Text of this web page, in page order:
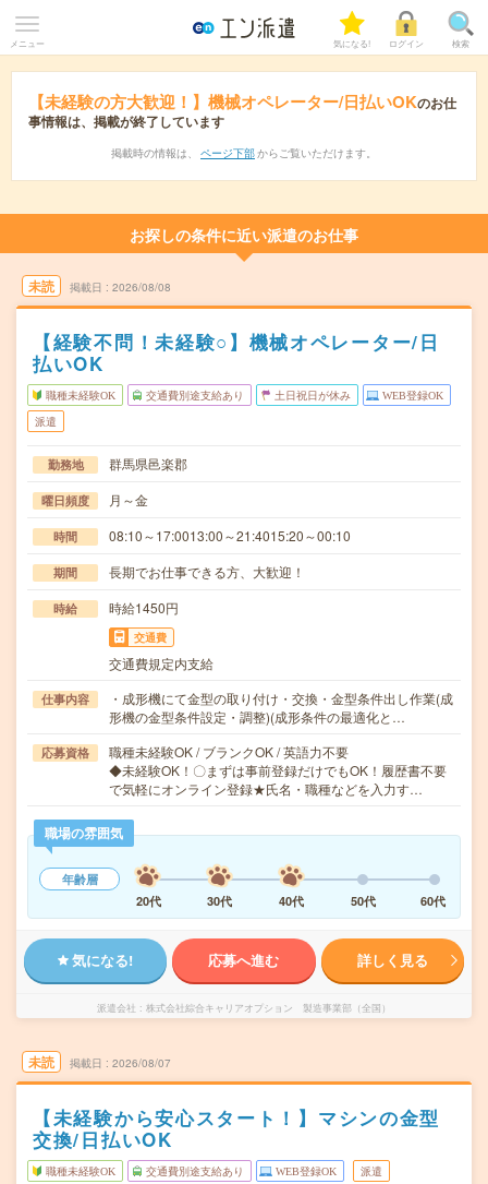
メニュー 気になる! ログイン 検索
【未経験の方大歓迎！】機械オペレーター/日払いOKのお仕
事情報は、掲載が終了しています
掲載時の情報は、 ページ下部 からご覧いただけます。
お探しの条件に近い派遣のお仕事
未読 掲載日 2026/08/08
【経験不問！未経験○】機械オペレーター/日
払いOK
職種未経験OK 交通費別途支給あり 土日祝日が休み WEB登録OK
派遣
勤務地 群馬県邑楽郡
曜日頻度 月～金
時間 08:10～17:0013:00～21:4015:20～00:10
期間 長期でお仕事できる方、大歓迎！
時給 時給1450円
交通費
交通費規定内支給
仕事内容
・成形機にて金型の取り付け・交換・金型条件出し作業(成
形機の金型条件設定・調整)(成形条件の最適化と…
応募資格
職種未経験OK / ブランクOK / 英語力不要
◆未経験OK！〇まずは事前登録だけでもOK！履歴書不要
で気軽にオンライン登録★氏名・職種などを入力す…
職場の雰囲気
年齢層
20代
30代 40代 50代 60代
気になる! 応募へ進む 詳しく見る
派遣会社 株式会社綜合キャリアオプション 製造事業部（全国）
未読 掲載日 2026/08/07
【未経験から安心スタート！】マシンの金型
交換/日払いOK
職種未経験OK 交通費別途支給あり WEB登録OK 派遣